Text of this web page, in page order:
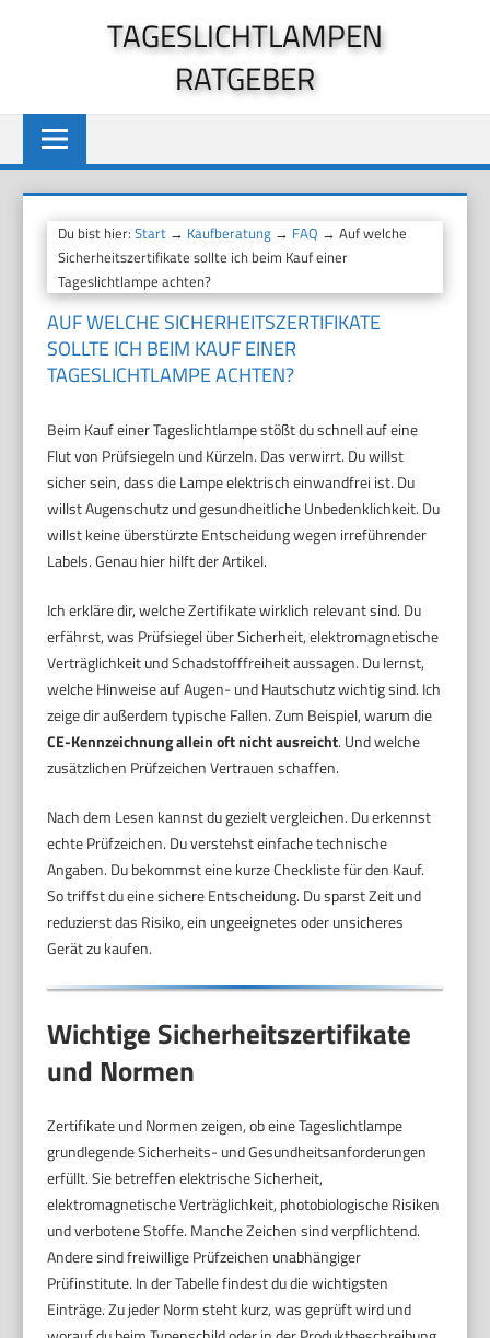
TAGESLICHTLAMPEN
RATGEBER
Du bist hier:Start → Kaufberatung → FAQ → Auf welche
Sicherheitszertifikate sollte ich beim Kauf einer
Tageslichtlampe achten?
AUF WELCHE SICHERHEITSZERTIFIKATE
SOLLTE ICH BEIM KAUF EINER
TAGESLICHTLAMPE ACHTEN?
Beim Kauf einer Tageslichtlampe stößt du schnell auf eine
Flut von Prüfsiegeln und Kürzeln. Das verwirrt. Du willst
sicher sein, dass die Lampe elektrisch einwandfrei ist. Du
willst Augenschutz und gesundheitliche Unbedenklichkeit. Du
willst keine überstürzte Entscheidung wegen irreführender
Labels. Genau hier hilft der Artikel.
Ich erkläre dir, welche Zertifikate wirklich relevant sind. Du
erfährst, was Prüfsiegel über Sicherheit, elektromagnetische
Verträglichkeit und Schadstofffreiheit aussagen. Du lernst,
welche Hinweise auf Augen- und Hautschutz wichtig sind. Ich
zeige dir außerdem typische Fallen. Zum Beispiel, warum die
CE-Kennzeichnung allein oft nicht ausreicht. Und welche
zusätzlichen Prüfzeichen Vertrauen schaffen.
Nach dem Lesen kannst du gezielt vergleichen. Du erkennst
echte Prüfzeichen. Du verstehst einfache technische
Angaben. Du bekommst eine kurze Checkliste für den Kauf.
So triffst du eine sichere Entscheidung. Du sparst Zeit und
reduzierst das Risiko, ein ungeeignetes oder unsicheres
Gerät zu kaufen.
Wichtige Sicherheitszertifikate
und Normen
Zertifikate und Normen zeigen, ob eine Tageslichtlampe
grundlegende Sicherheits- und Gesundheitsanforderungen
erfüllt. Sie betreffen elektrische Sicherheit,
elektromagnetische Verträglichkeit, photobiologische Risiken
und verbotene Stoffe. Manche Zeichen sind verpflichtend.
Andere sind freiwillige Prüfzeichen unabhängiger
Prüfinstitute. In der Tabelle findest du die wichtigsten
Einträge. Zu jeder Norm steht kurz, was geprüft wird und